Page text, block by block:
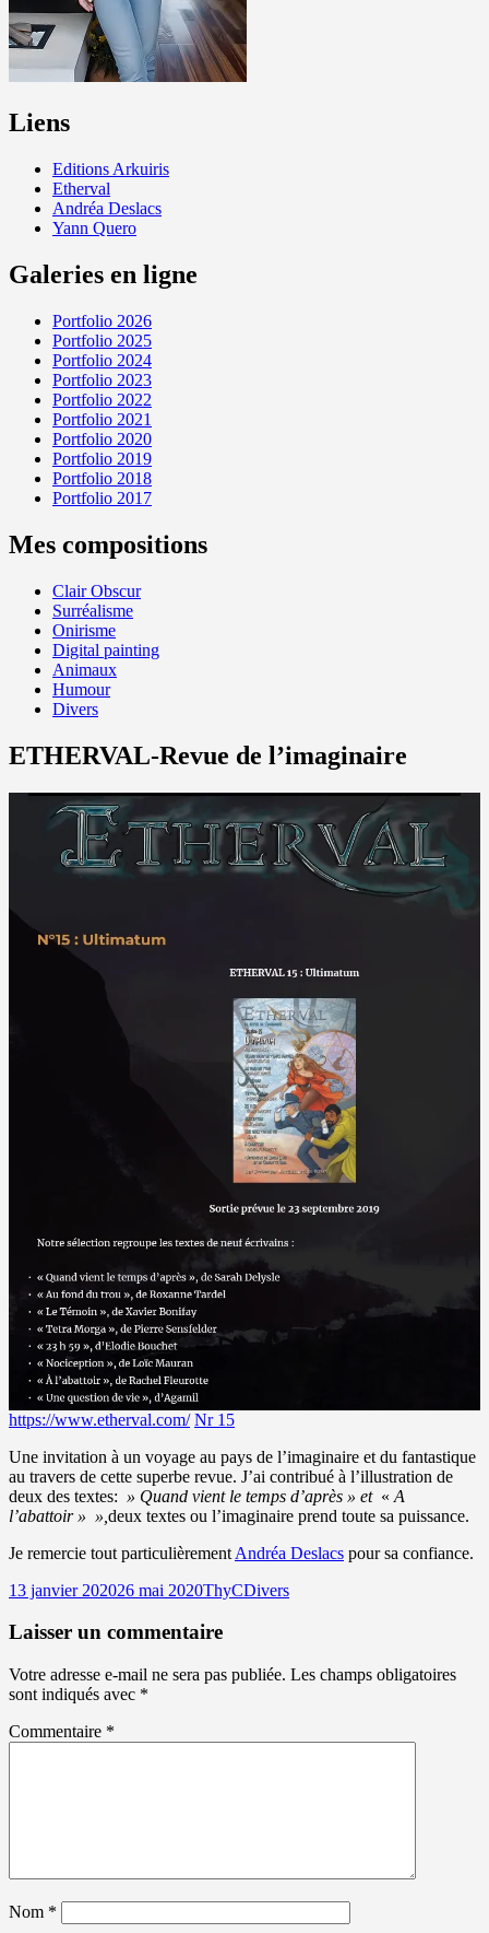
Liens
Editions Arkuiris
Etherval
Andréa Deslacs
Yann Quero
Galeries en ligne
Portfolio 2026
Portfolio 2025
Portfolio 2024
Portfolio 2023
Portfolio 2022
Portfolio 2021
Portfolio 2020
Portfolio 2019
Portfolio 2018
Portfolio 2017
Mes compositions
Clair Obscur
Surréalisme
Onirisme
Digital painting
Animaux
Humour
Divers
ETHERVAL-Revue de l’imaginaire
https://www.etherval.com/ Nr 15
Une invitation à un voyage au pays de l’imaginaire et du fantastique
au travers de cette superbe revue. J’ai contribué à l’illustration de
deux des textes: » Quand vient le temps d’après » et « A
l’abattoir » », deux textes ou l’imaginaire prend toute sa puissance.
Je remercie tout particulièrement Andréa Deslacs pour sa confiance.
Publié
13 janvier 202026 mai 2020Auteur
ThyCCatégories
Divers
Laisser un commentaire
Votre adresse e-mail ne sera pas publiée. Les champs obligatoires
sont indiqués avec *
Commentaire *
Nom *